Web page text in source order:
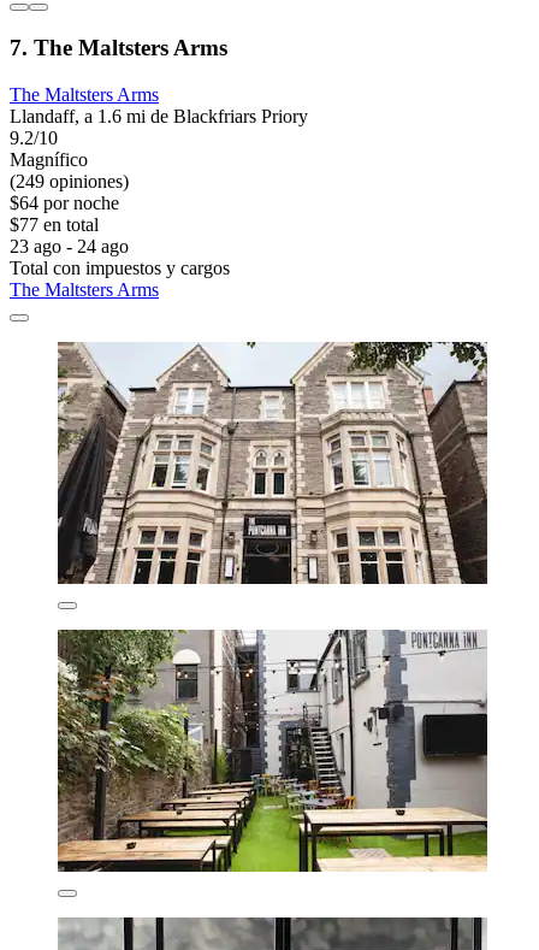
7. The Maltsters Arms
The Maltsters Arms
Llandaff, a 1.6 mi de Blackfriars Priory
9.2/10
Magnífico
(249 opiniones)
$64 por noche
$77 en total
23 ago - 24 ago
Total con impuestos y cargos
The Maltsters Arms